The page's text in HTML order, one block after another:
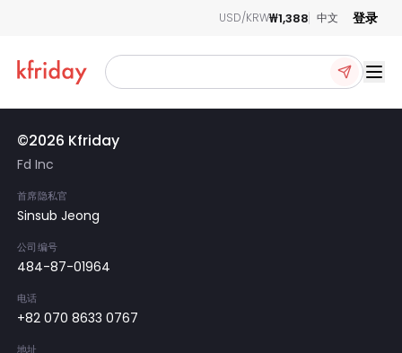
USD/KRW₩1,388 中文 登录
©2026 Kfriday
Fd Inc
首席隐私官
Sinsub Jeong
公司编号
484-87-01964
电话
+82 070 8633 0767
地址